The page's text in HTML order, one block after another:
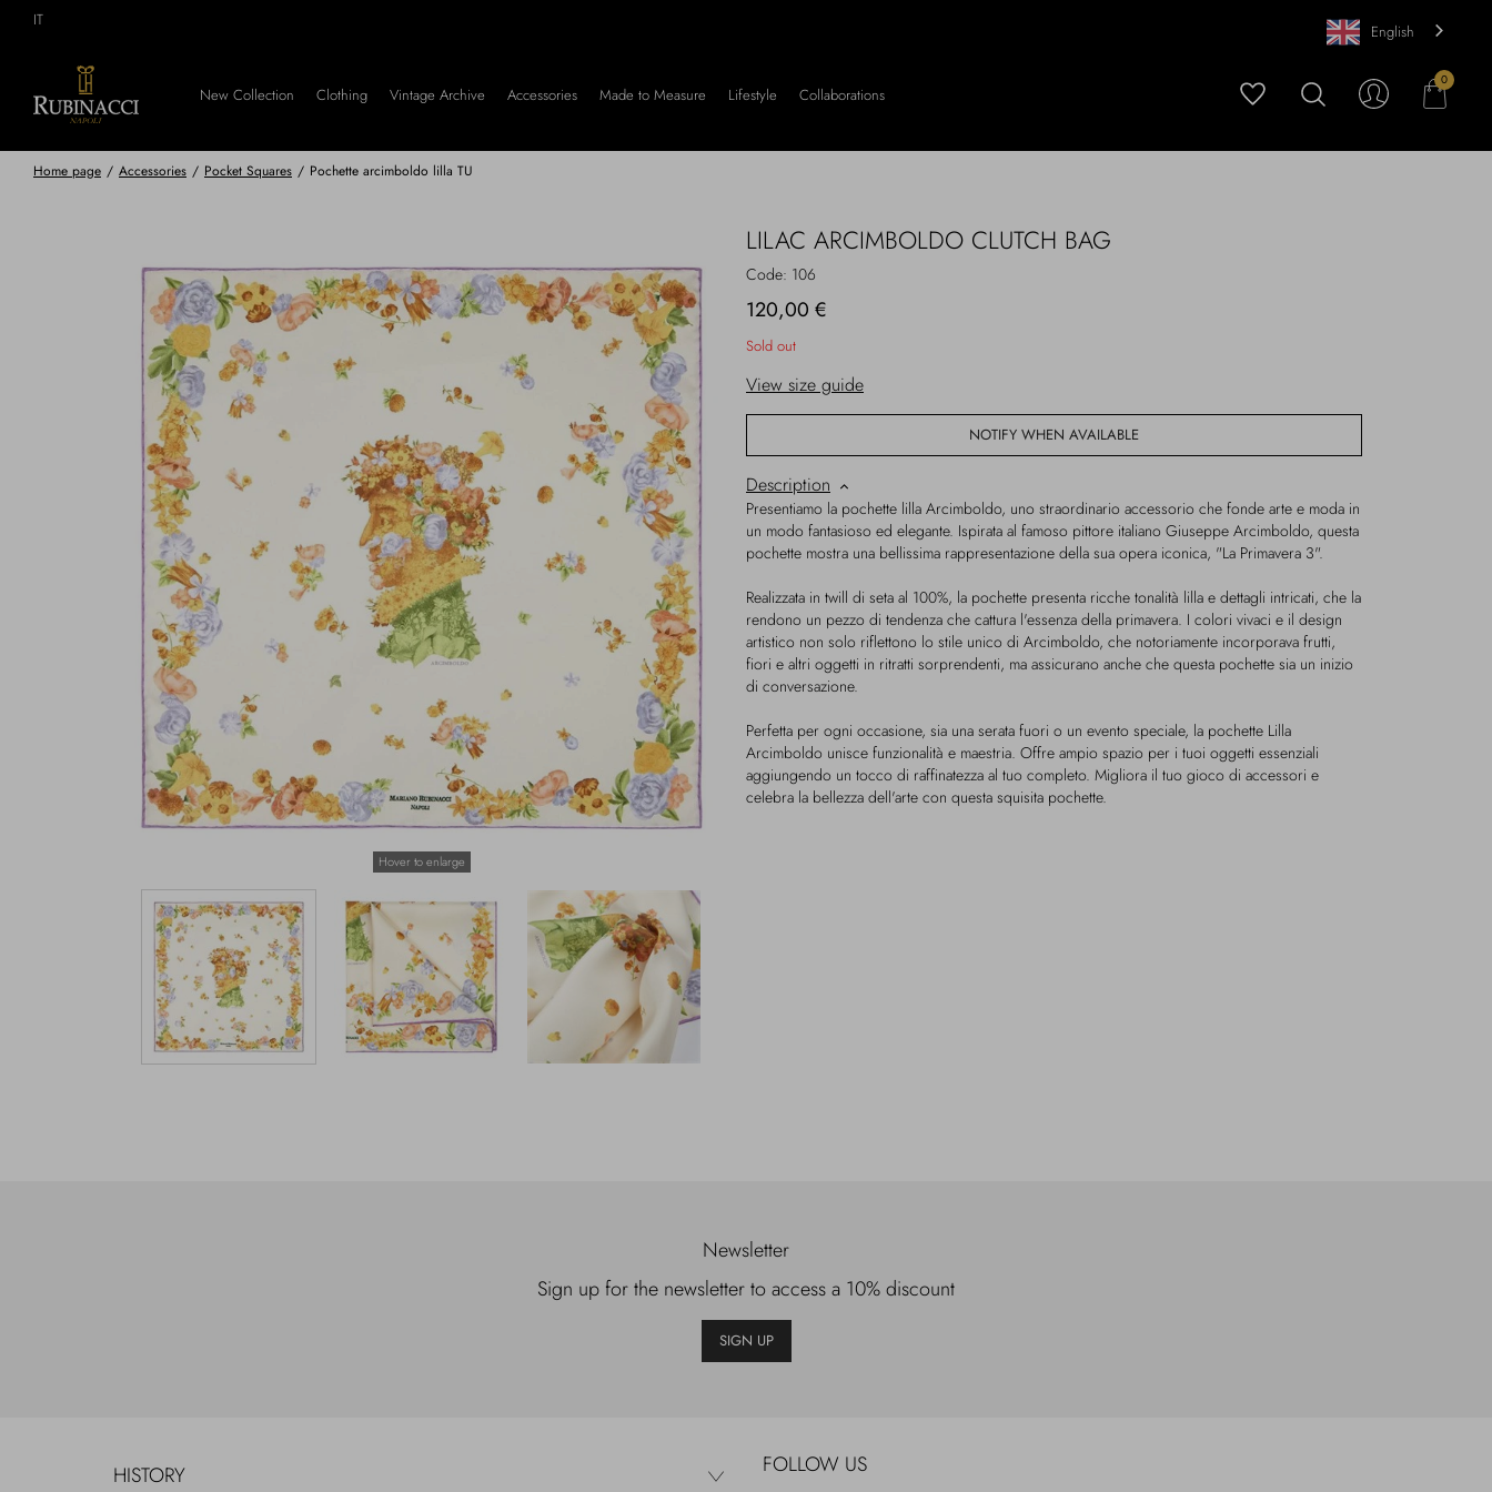
IT
English
New Collection Clothing Vintage Archive Accessories Made to Measure Lifestyle Collaborations
0
Home page / Accessories / Pocket Squares / Pochette arcimboldo lilla TU
Hover to enlarge
LILAC ARCIMBOLDO CLUTCH BAG
Code: 106
120,00 €
Sold out
View size guide
NOTIFY WHEN AVAILABLE
Description
Presentiamo la pochette lilla Arcimboldo, uno straordinario accessorio che fonde arte e moda in
un modo fantasioso ed elegante. Ispirata al famoso pittore italiano Giuseppe Arcimboldo, questa
pochette mostra una bellissima rappresentazione della sua opera iconica, "La Primavera 3".
Realizzata in twill di seta al 100%, la pochette presenta ricche tonalità lilla e dettagli intricati, che la
rendono un pezzo di tendenza che cattura l'essenza della primavera. I colori vivaci e il design
artistico non solo riflettono lo stile unico di Arcimboldo, che notoriamente incorporava frutti,
fiori e altri oggetti in ritratti sorprendenti, ma assicurano anche che questa pochette sia un inizio
di conversazione.
Perfetta per ogni occasione, sia una serata fuori o un evento speciale, la pochette Lilla
Arcimboldo unisce funzionalità e maestria. Offre ampio spazio per i tuoi oggetti essenziali
aggiungendo un tocco di raffinatezza al tuo completo. Migliora il tuo gioco di accessori e
celebra la bellezza dell'arte con questa squisita pochette.
Newsletter
Sign up for the newsletter to access a 10% discount
SIGN UP
HISTORY FOLLOW US